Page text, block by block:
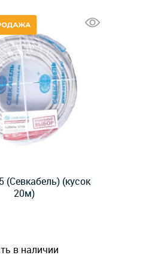
(Севкабель) (кусок
20м)
в наличии